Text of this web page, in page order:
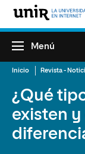
Menú
Inicio Revista -
¿Qué
existen y